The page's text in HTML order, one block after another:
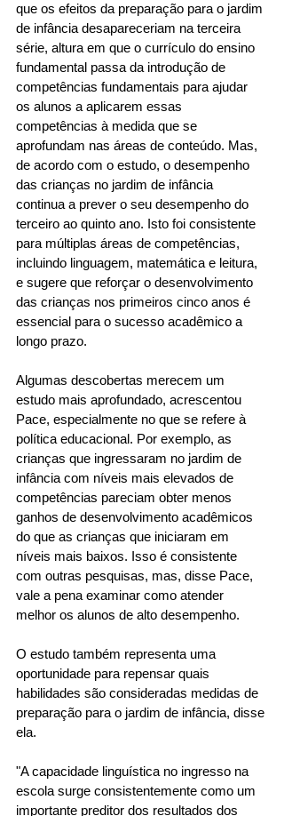
que os efeitos da preparação para o jardim
de infância desapareceriam na terceira
série, altura em que o currículo do ensino
fundamental passa da introdução de
competências fundamentais para ajudar
os alunos a aplicarem essas
competências à medida que se
aprofundam nas áreas de conteúdo. Mas,
de acordo com o estudo, o desempenho
das crianças no jardim de infância
continua a prever o seu desempenho do
terceiro ao quinto ano. Isto foi consistente
para múltiplas áreas de competências,
incluindo linguagem, matemática e leitura,
e sugere que reforçar o desenvolvimento
das crianças nos primeiros cinco anos é
essencial para o sucesso acadêmico a
longo prazo.
Algumas descobertas merecem um
estudo mais aprofundado, acrescentou
Pace, especialmente no que se refere à
política educacional. Por exemplo, as
crianças que ingressaram no jardim de
infância com níveis mais elevados de
competências pareciam obter menos
ganhos de desenvolvimento acadêmicos
do que as crianças que iniciaram em
níveis mais baixos. Isso é consistente
com outras pesquisas, mas, disse Pace,
vale a pena examinar como atender
melhor os alunos de alto desempenho.
O estudo também representa uma
oportunidade para repensar quais
habilidades são consideradas medidas de
preparação para o jardim de infância, disse
ela.
"A capacidade linguística no ingresso na
escola surge consistentemente como um
importante preditor dos resultados dos